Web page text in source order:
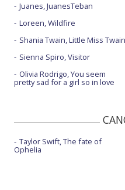
Juanes, JuanesTeban
Loreen, Wildfire
Shania Twain, Little Miss Twain
Sienna Spiro, Visitor
Olivia Rodrigo, You seem
pretty sad for a girl so in love
Taylor Swift, The fate of
Ophelia